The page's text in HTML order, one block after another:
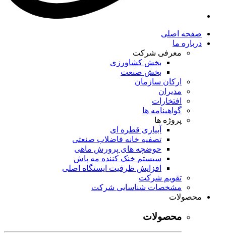
صفحه اصلی
درباره ما
معرفی شرکت
بخش کشاورزی
بخش صنعت
ارکان سازمان
مدیران
افتخارات
گواهینامه ها
پروژه ها
آبیاری قطره ای
تصفیه خانه فاضلاب صنعتی
حوضچه های پرورش ماهی
سیستم خنک کننده مه پاش
افزایش ظرفیت ایستگاه اصلی
تقویم شرکت
مشخصات شناسایی شرکت
محصولات
محصولات